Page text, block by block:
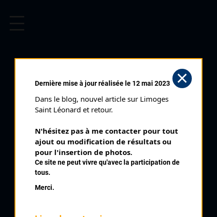
BALLANDRAS GEORGES
Dernière mise à jour réalisée le 12 mai 2023
Dans le blog, nouvel article sur Limoges
Saint Léonard et retour.
N'hésitez pas à me contacter pour tout
ajout ou modification de résultats ou
pour l'insertion de photos.
Ce site ne peut vivre qu'avec la participation de
tous.
Merci.